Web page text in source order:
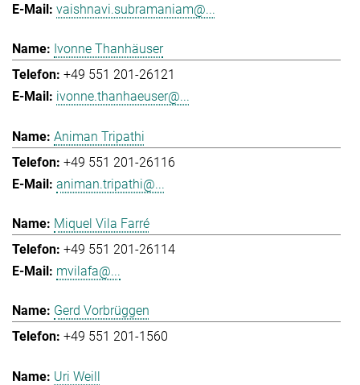
vaishnavi.subramaniam@...
Ivonne Thanhäuser
+49 551 201-26121
ivonne.thanhaeuser@...
Animan Tripathi
+49 551 201-26116
animan.tripathi@...
Miquel Vila Farré
+49 551 201-26114
mvilafa@...
Gerd Vorbrüggen
+49 551 201-1560
Uri Weill